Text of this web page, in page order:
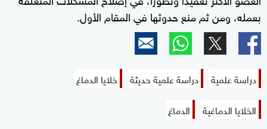
بعمله، ومن ثم منع حدوثها في المقام الأول.
دراسة علمية دراسة علمية حديثة
خلايا الدماغ
الخلايا الدماغية
الدماغ